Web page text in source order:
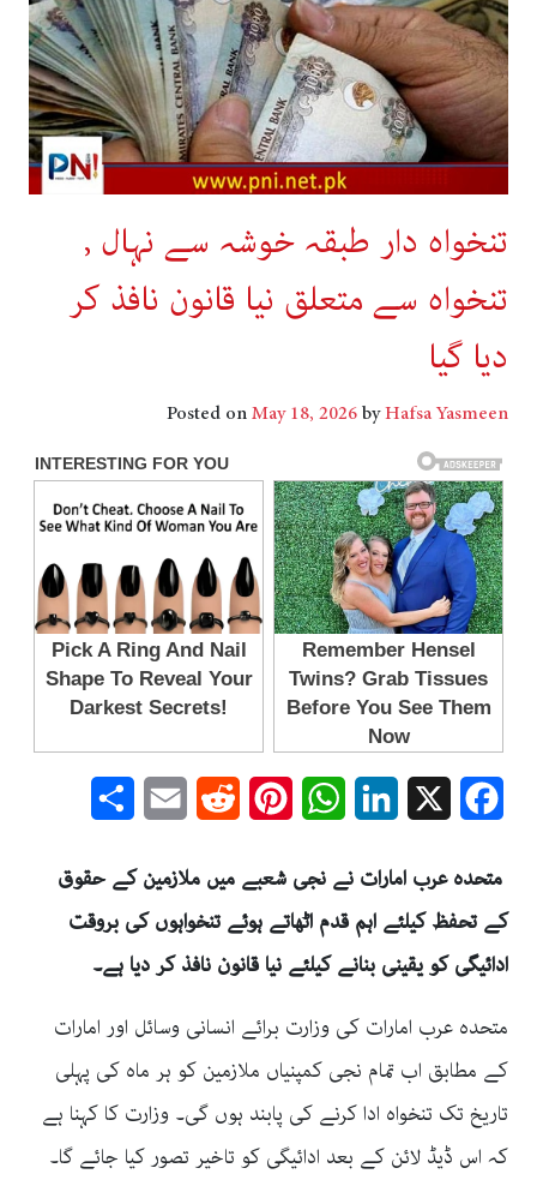
تنخواہ دار طبقہ خوشہ سے نہال ,
تنخواہ سے متعلق نیا قانون نافذ کر
دیا گیا
Posted onMay 18, 2026byHafsa Yasmeen
Facebook
LinkedIn
WhatsApp
Pinterest
Reddit
Email
متحدہ عرب امارات نے نجی شعبے میں ملازمین کے حقوق
کے تحفظ کیلئے اہم قدم اٹھاتے ہوئے تنخواہوں کی بروقت
ادائیگی کو یقینی بنانے کیلئے نیا قانون نافذ کر دیا ہے۔
متحدہ عرب امارات کی وزارت برائے انسانی وسائل اور امارات
کے مطابق اب تمام نجی کمپنیاں ملازمین کو ہر ماہ کی پہلی
تاریخ تک تنخواہ ادا کرنے کی پابند ہوں گی۔ وزارت کا کہنا ہے
کہ اس ڈیڈ لائن کے بعد ادائیگی کو تاخیر تصور کیا جائے گا۔